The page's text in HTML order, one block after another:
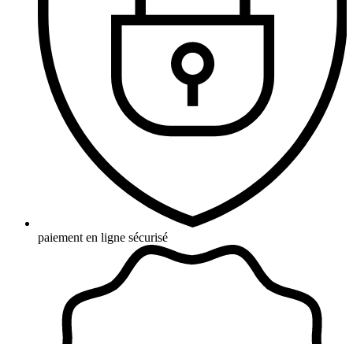
paiement en ligne sécurisé